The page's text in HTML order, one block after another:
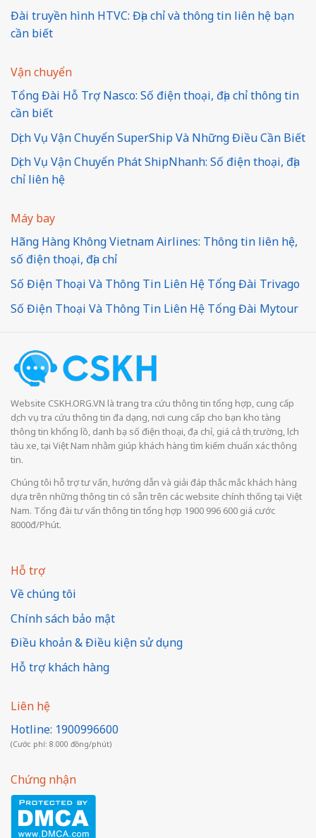
Đài truyền hình HTVC: Địa chỉ và thông tin liên hệ bạn
cần biết
Vận chuyển
Tổng Đài Hỗ Trợ Nasco: Số điện thoại, địa chỉ thông tin
cần biết
Dịch Vụ Vận Chuyển SuperShip Và Những Điều Cần Biết
Dịch Vụ Vận Chuyển Phát ShipNhanh: Số điện thoại, địa
chỉ liên hệ
Máy bay
Hãng Hàng Không Vietnam Airlines: Thông tin liên hệ,
số điện thoại, địa chỉ
Số Điện Thoại Và Thông Tin Liên Hệ Tổng Đài Trivago
Số Điện Thoại Và Thông Tin Liên Hệ Tổng Đài Mytour
Website CSKH.ORG.VN là trang tra cứu thông tin tổng hợp, cung cấp
dịch vụ tra cứu thông tin đa dạng, nơi cung cấp cho bạn kho tàng
thông tin khổng lồ, danh bạ số điện thoại, địa chỉ, giá cả thị trường, lịch
tàu xe, tại Việt Nam nhằm giúp khách hàng tìm kiếm chuẩn xác thông
tin.
Chúng tôi hỗ trợ tư vấn, hướng dẫn và giải đáp thắc mắc khách hàng
dựa trên những thông tin có sẵn trên các website chính thống tại Việt
Nam. Tổng đài tư vấn thông tin tổng hợp 1900 996 600 giá cước
8000đ/Phút.
Hỗ trợ
Về chúng tôi
Chính sách bảo mật
Điều khoản & Điều kiện sử dụng
Hỗ trợ khách hàng
Liên hệ
Hotline: 1900996600
(Cước phí: 8.000 đồng/phút)
Chứng nhận